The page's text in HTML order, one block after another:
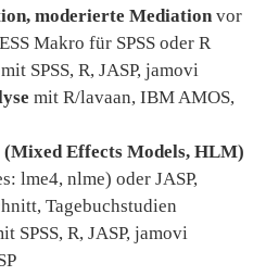
moderierte Mediationvor
Makro für SPSS oder R
mit SPSS, R, JASP, jamovi
mit R/lavaan, IBM AMOS,
(Mixed Effects Models, HLM)
lme4, nlme) oder JASP,
Tagebuchstudien
SPSS, R, JASP, jamovi